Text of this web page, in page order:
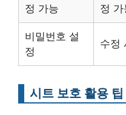
정 가능
정
비밀번호 설
정
수정
시트 보호 활용 팁